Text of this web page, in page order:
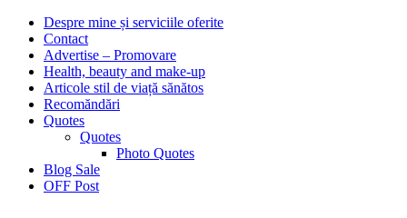
Despre mine și serviciile oferite
Contact
Advertise – Promovare
Health, beauty and make-up
Articole stil de viață sănătos
Recomăndări
Quotes
Quotes
Photo Quotes
Blog Sale
OFF Post